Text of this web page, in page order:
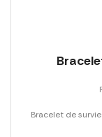
Bracelet de